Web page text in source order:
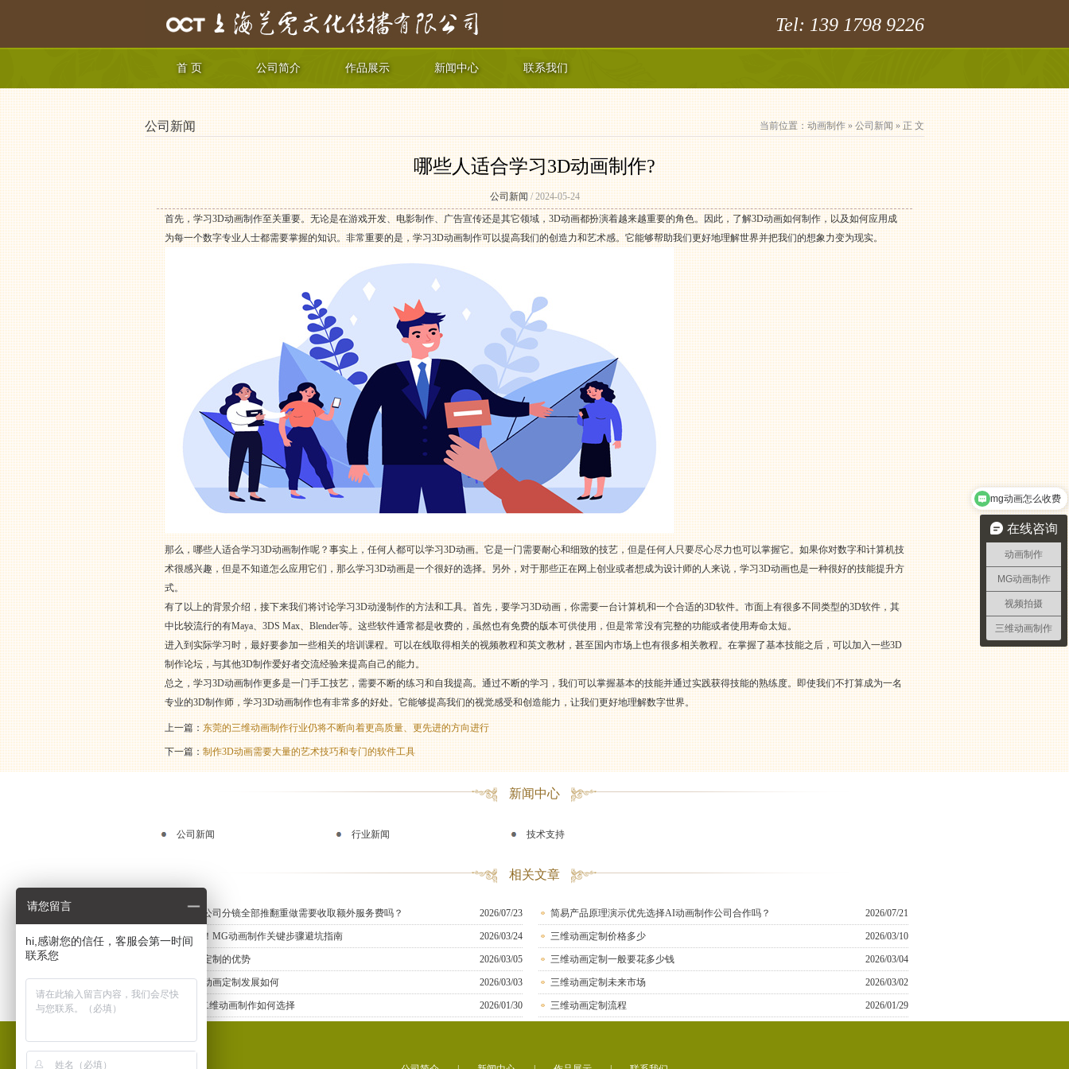
Tel: 139 1798 9226
首 页 公司简介 作品展示 新闻中心 联系我们
当前位置：动画制作»公司新闻» 正 文
公司新闻
哪些人适合学习3D动画制作?
公司新闻/ 2024-05-24
首先，学习3D动画制作至关重要。无论是在游戏开发、电影制作、广告宣传还是其它领域，3D动画都扮演着越来越重要的角色。因此，了解3D动画如何制作，以及如何应用成
为每一个数字专业人士都需要掌握的知识。非常重要的是，学习3D动画制作可以提高我们的创造力和艺术感。它能够帮助我们更好地理解世界并把我们的想象力变为现实。
那么，哪些人适合学习3D动画制作呢？事实上，任何人都可以学习3D动画。它是一门需要耐心和细致的技艺，但是任何人只要尽心尽力也可以掌握它。如果你对数字和计算机技
术很感兴趣，但是不知道怎么应用它们，那么学习3D动画是一个很好的选择。另外，对于那些正在网上创业或者想成为设计师的人来说，学习3D动画也是一种很好的技能提升方
式。
有了以上的背景介绍，接下来我们将讨论学习3D动漫制作的方法和工具。首先，要学习3D动画，你需要一台计算机和一个合适的3D软件。市面上有很多不同类型的3D软件，其
中比较流行的有Maya、3DS Max、Blender等。这些软件通常都是收费的，虽然也有免费的版本可供使用，但是常常没有完整的功能或者使用寿命太短。
进入到实际学习时，最好要参加一些相关的培训课程。可以在线取得相关的视频教程和英文教材，甚至国内市场上也有很多相关教程。在掌握了基本技能之后，可以加入一些3D
制作论坛，与其他3D制作爱好者交流经验来提高自己的能力。
总之，学习3D动画制作更多是一门手工技艺，需要不断的练习和自我提高。通过不断的学习，我们可以掌握基本的技能并通过实践获得技能的熟练度。即使我们不打算成为一名
专业的3D制作师，学习3D动画制作也有非常多的好处。它能够提高我们的视觉感受和创造能力，让我们更好地理解数字世界。
上一篇：东莞的三维动画制作行业仍将不断向着更高质量、更先进的方向进行
下一篇：制作3D动画需要大量的艺术技巧和专门的软件工具
新闻中心
公司新闻 行业新闻 技术支持
相关文章
动画制作公司分镜全部推翻重做需要收取额外服务费吗？ 2026/07/23 简易产品原理演示优先选择AI动画制作公司合作吗？ 2026/07/21
新手必知！MG动画制作关键步骤避坑指南 2026/03/24 三维动画定制价格多少 2026/03/10
三维动画定制的优势 2026/03/05 三维动画定制一般要花多少钱 2026/03/04
上海三维动画定制发展如何 2026/03/03 三维动画定制未来市场 2026/03/02
专业MG二维动画制作如何选择 2026/01/30 三维动画定制流程 2026/01/29
在线咨询
动画制作
MG动画制作
视频拍摄
三维动画制作
mg动画怎么收费
请您留言
hi,感谢您的信任，客服会第一时间
联系您